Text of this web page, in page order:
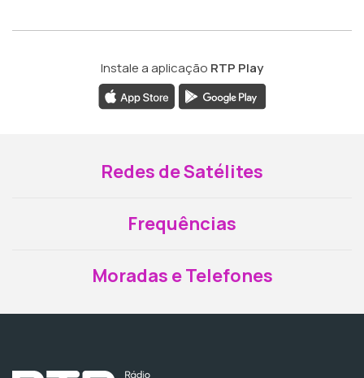
Instale a aplicação RTP Play
Redes de Satélites
Frequências
Moradas e Telefones